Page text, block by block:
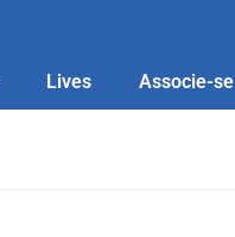
Lives Associe-se